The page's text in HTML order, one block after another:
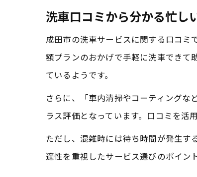
洗車口コミから分かる忙し
成田市の洗車サービスに関する口コミ
額プランのおかげで手軽に洗車できて
ているようです。
さらに、「車内清掃やコーティング
ラス評価となっています。口コミを活
ただし、混雑時には待ち時間が発生す
適性を重視したサービス選びのポイン